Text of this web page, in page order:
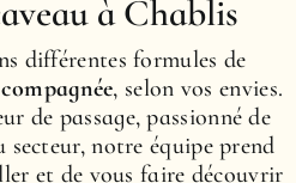
à Chablis
différentes formules de
, selon vos envies.
de passage, passionné de
notre équipe prend
et de vous faire découvrir